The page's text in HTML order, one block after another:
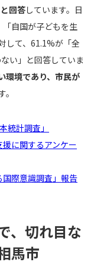
回答しています。日
自国が子どもを生
して、61.1%が「全
い」と回答していま
環境であり、市民が
統計調査」
に関するアンケー
際意識調査」報告
、切れ目な
馬市